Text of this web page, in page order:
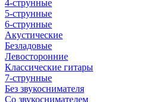
4-струнные
5-струнные
6-струнные
Акустические
Безладовые
Левосторонние
Классические гитары
7-струнные
Без звукоснимателя
Со звукоснимателем